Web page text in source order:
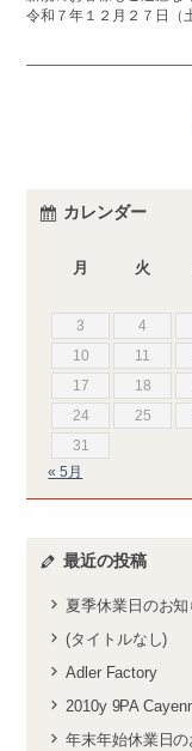
令和７年１２月２７日（
カレンダー
月
火
3
4
10
11
17
18
24
25
31
« 5月
最近の投稿
夏季休業日のお
(タイトルなし)
Adler Factory
2010y 9PA
年末年始休業日